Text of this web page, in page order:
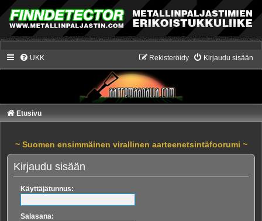
UKK Kirjaudu sisään
Rekisteröidy
Etusivu
~ Suomen ensimmäinen virallinen aarteenetsintäfoorumi ~
Kirjaudu sisään
Käyttäjätunnus:
Salasana: